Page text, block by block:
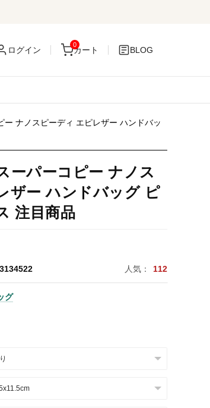
ログイン
0
カート BLOG
ー ナノスピーディ エピレザー ハンドバッ
ーパーコピー ナノス
ザー ハンドバッグ ピ
注目商品
人気： 112
グ